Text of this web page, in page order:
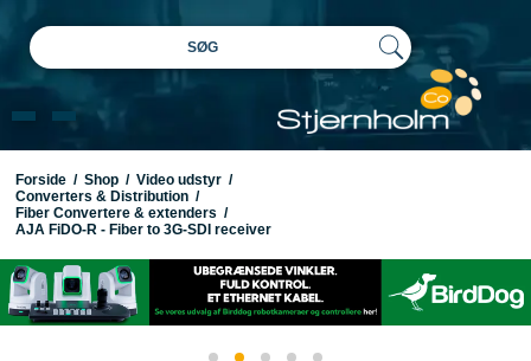
SØG
Forside / Shop / Video udstyr /
Converters & Distribution /
Fiber Convertere & extenders /
AJA FiDO-R - Fiber to 3G-SDI receiver